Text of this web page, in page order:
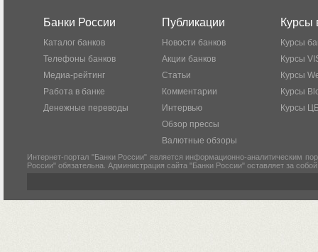
Банки России
Каталог банков
Телефоны банков
Медиа-рейтинг
Работа в банке
Денежные переводы
Публикации
Новости банков
Акции банков
Статьи
Комментарии
Интервью
Обзор прессы
Валютные обзоры
Курсы
Курсы
Курсы
Курсы
Курсы
Курсы
Интернет-портал "Банки России" является информационно-аналитическим
России" обязательна. Администрация сайта "Банки России" оставляет за